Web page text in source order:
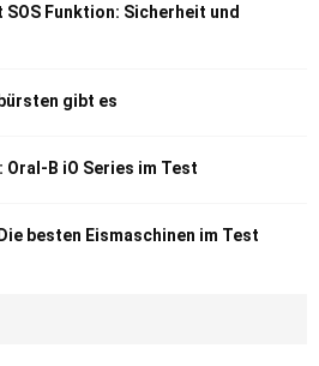
Funktion: Sicherheit und
gibt es
B iO Series im Test
besten Eismaschinen im Test